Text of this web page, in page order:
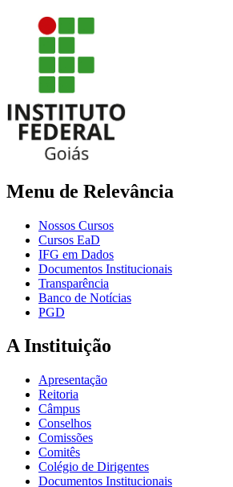
Menu de Relevância
Nossos Cursos
Cursos EaD
IFG em Dados
Documentos Institucionais
Transparência
Banco de Notícias
PGD
A Instituição
Apresentação
Reitoria
Câmpus
Conselhos
Comissões
Comitês
Colégio de Dirigentes
Documentos Institucionais